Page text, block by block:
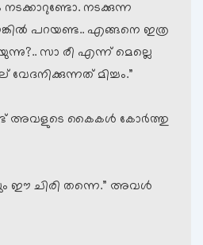
നടക്കാറുണ്ടോ. നടക്കുന്ന
പറയണ്ട.. എങ്ങനെ ഇത്ര
സാ രീ എന്ന് മെല്ലെ
മിച്ചം.”
അവളുടെ കൈകള്‍ കോര്‍ത്തു
ഈ ചിരി തന്നെ.” അവള്‍